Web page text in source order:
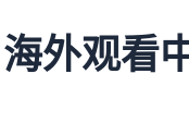
外观看